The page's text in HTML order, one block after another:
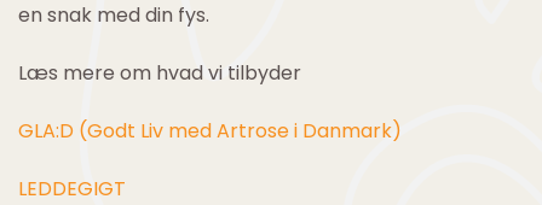
en snak med din fys.
Læs mere om hvad vi tilbyder
GLA:D (Godt Liv med Artrose i Danmark)
LEDDEGIGT